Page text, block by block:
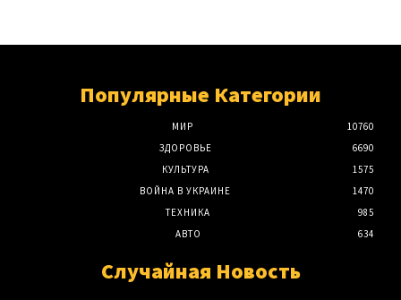
Популярные Категории
МИР
10760
ЗДОРОВЬЕ
6690
КУЛЬТУРА
1575
ВОЙНА В УКРАИНЕ
1470
ТЕХНИКА
985
АВТО
634
Случайная Новость